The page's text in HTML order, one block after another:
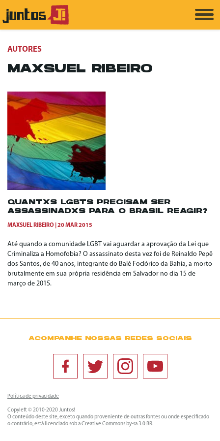
AUTORES
MAXSUEL RIBEIRO
QUANTXS LGBTS PRECISAM SER
ASSASSINADXS PARA O BRASIL REAGIR?
MAXSUEL RIBEIRO 20 MAR 2015
Até quando a comunidade LGBT vai aguardar a aprovação da Lei que
Criminaliza a Homofobia? O assassinato desta vez foi de Reinaldo Pepê
dos Santos, de 40 anos, integrante do Balé Foclórico da Bahia, a morto
brutalmente em sua própria residência em Salvador no dia 15 de
março de 2015.
ACOMPANHE NOSSAS REDES SOCIAIS
Política de privacidade
Copyleft © 2010-2020 Juntos!
O conteúdo deste site, exceto quando proveniente de outras fontes ou onde especificado
o contrário, está licenciado sob aCreative Commons by-sa 3.0 BR.